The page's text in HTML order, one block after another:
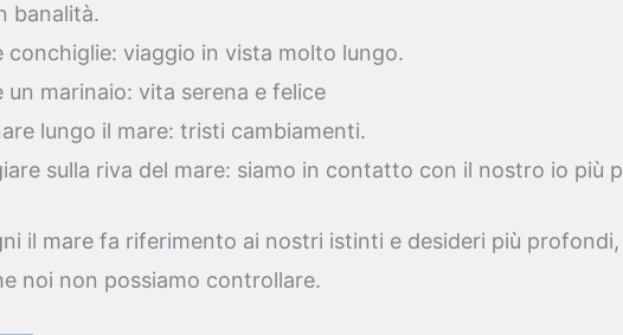
banalità.
conchiglie: viaggio in vista molto lungo.
un marinaio: vita serena e felice
lungo il mare: tristi cambiamenti.
sulla riva del mare: siamo in contatto con il nostro io più
il mare fa riferimento ai nostri istinti e desideri più profondi,
noi non possiamo controllare.